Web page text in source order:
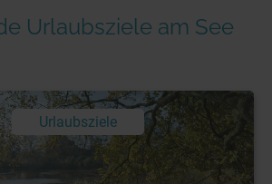
Urlaubsziele am See
Urlaubsziele